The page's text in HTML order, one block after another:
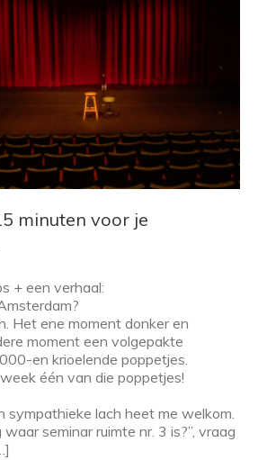
minuten voor je
+ een verhaal:
Het ene moment donker en
moment een volgepakte
en krioelende poppetjes.
één van die poppetjes!
sympathieke lach heet me welkom.
seminar ruimte nr. 3 is?”, vraag